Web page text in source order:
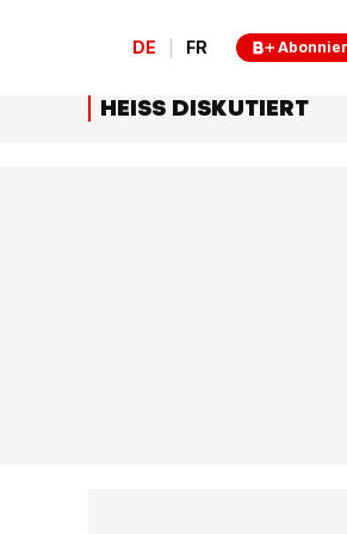
DE FR
HEISS DISKUTIERT